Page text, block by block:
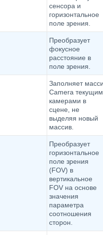
сенсора и
горизонтальное
поле зрения.
Преобразует
фокусное
расстояние в
поле зрения.
Заполняет
Camera
камерами в
сцене, не
выделяя новый
массив.
Преобразует
горизонтальное
поле зрения
(FOV) в
вертикальное
FOV на основе
значения
параметра
соотношения
сторон.